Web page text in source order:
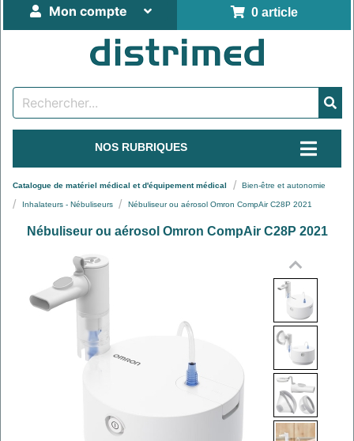
0 article
Mon compte
NOS RUBRIQUES
Catalogue de matériel médical et d'équipement médical Bien-être et autonomie
Inhalateurs - Nébuliseurs Nébuliseur ou aérosol Omron CompAir C28P 2021
Nébuliseur ou aérosol Omron CompAir C28P 2021